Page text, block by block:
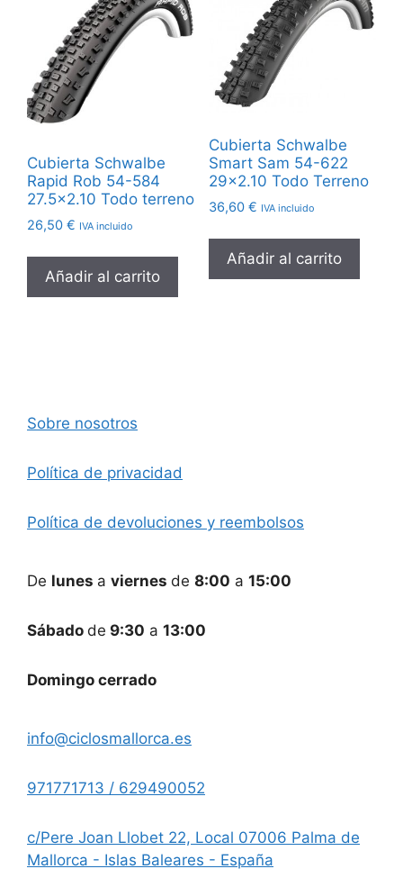
Cubierta Schwalbe
Rapid Rob 54-584
27.5×2.10 Todo terreno
26,50 € IVA incluido
Añadir al carrito
Cubierta Schwalbe
Smart Sam 54-622
29×2.10 Todo Terreno
36,60 € IVA incluido
Añadir al carrito
Sobre nosotros
Política de privacidad
Política de devoluciones y reembolsos
De lunes a viernes de 8:00 a 15:00
Sábado de 9:30 a 13:00
Domingo cerrado
info@ciclosmallorca.es
971771713 / 629490052
c/Pere Joan Llobet 22, Local 07006 Palma de
Mallorca - Islas Baleares - España